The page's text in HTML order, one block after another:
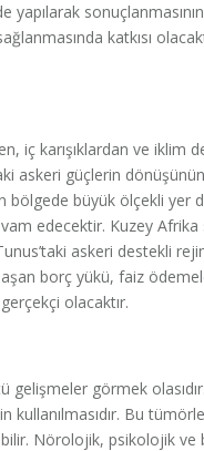
katkısı
iç karışıklardan ve iklim
askeri güçlerin
büyük ölçekli yer
edecektir. Kuzey
askeri destekli
borç yükü, faiz
olacaktır.
gelişmeler görmek
kullanılmasıdır. Bu
Nörolojik, psikolojik ve